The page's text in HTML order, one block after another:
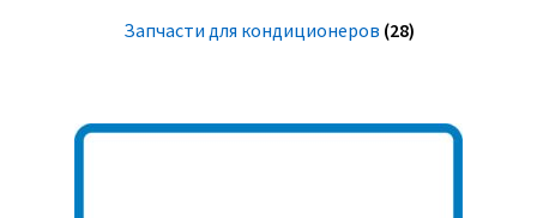
Запчасти для кондиционеров (28)